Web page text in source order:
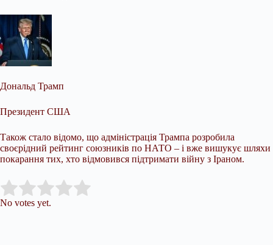
Дональд Трамп
Президент США
Також стало відомо, що адміністрація Трампа розробила
своєрідний рейтинг союзників по НАТО – і вже вишукує шляхи
покарання тих, хто відмовився підтримати війну з Іраном.
Rate this item:
No votes yet.